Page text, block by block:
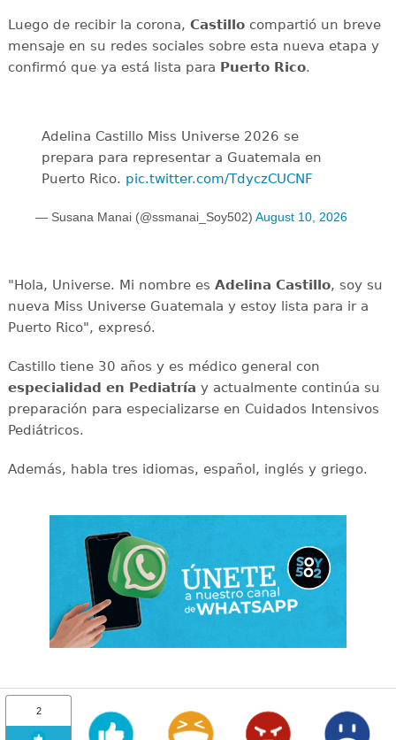
Luego de recibir la corona, Castillocompartió un breve
mensaje en su redes sociales sobre esta nueva etapa y
confirmó que ya está lista para Puerto Rico.
Adelina Castillo Miss Universe 2026 se
prepara para representar a Guatemala en
Puerto Rico. pic.twitter.com/TdyczCUCNF
— Susana Manai (@ssmanai_Soy502) August 10, 2026
"Hola, Universe. Mi nombre es Adelina Castillo, soy su
nueva Miss Universe Guatemala y estoy lista para ir a
Puerto Rico", expresó.
Castillo tiene 30 años y es médico general con
especialidad en Pediatría y actualmente continúa su
preparación para especializarse en Cuidados Intensivos
Pediátricos.
Además, habla tres idiomas, español, inglés y griego.
2